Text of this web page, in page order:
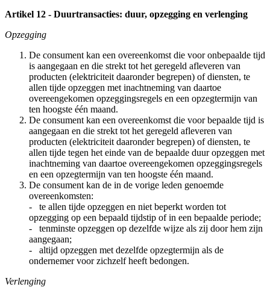
Artikel 12 - Duurtransacties: duur, opzegging en verlenging
Opzegging
De consument kan een overeenkomst die voor onbepaalde tijd
is aangegaan en die strekt tot het geregeld afleveren van
producten (elektriciteit daaronder begrepen) of diensten, te
allen tijde opzeggen met inachtneming van daartoe
overeengekomen opzeggingsregels en een opzegtermijn van
ten hoogste één maand.
De consument kan een overeenkomst die voor bepaalde tijd is
aangegaan en die strekt tot het geregeld afleveren van
producten (elektriciteit daaronder begrepen) of diensten, te
allen tijde tegen het einde van de bepaalde duur opzeggen met
inachtneming van daartoe overeengekomen opzeggingsregels
en een opzegtermijn van ten hoogste één maand.
De consument kan de in de vorige leden genoemde
overeenkomsten:
- te allen tijde opzeggen en niet beperkt worden tot
opzegging op een bepaald tijdstip of in een bepaalde periode;
- tenminste opzeggen op dezelfde wijze als zij door hem zijn
aangegaan;
- altijd opzeggen met dezelfde opzegtermijn als de
ondernemer voor zichzelf heeft bedongen.
Verlenging